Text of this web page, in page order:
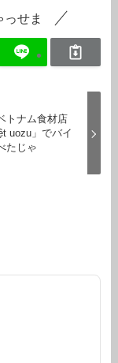
せま
トナム食材店
uozu」でバイ
たじゃ